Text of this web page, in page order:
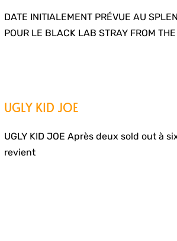
DATE INITIALEMENT PRÉVUE AU
POUR LE BLACK LAB STRAY FROM THE
UGLY KID JOE
UGLY KID JOE Après deux sold out à
revient